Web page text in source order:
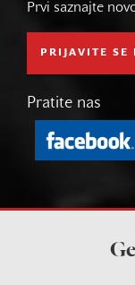
Prvi saznajte
PRIJAVITE SE
Pratite nas